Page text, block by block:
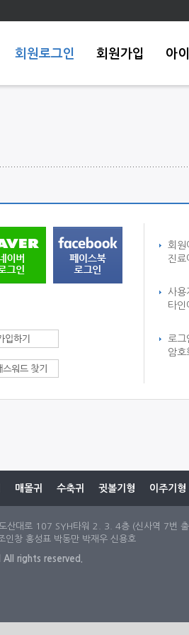
회원로그인 회원가입 아
회원
진료
사용
타인
로그
암호
매몰귀 수축귀 귓볼기형 이주기형
산대로 107 SYH타워 2. 3. 4층 (신사역 7
창 홍성표 박동만 박재우 신용호
rights reserved.